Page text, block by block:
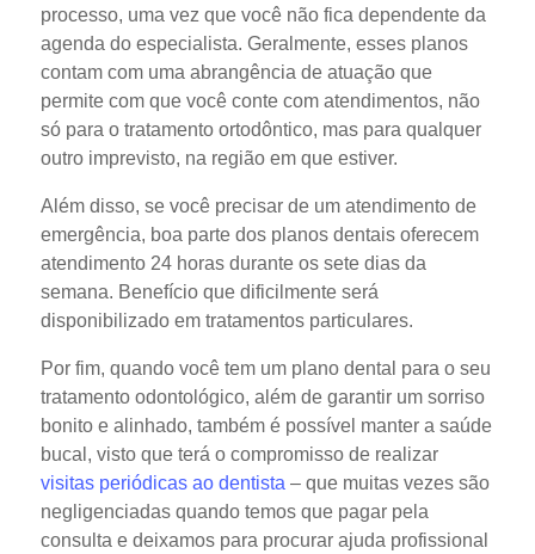
processo, uma vez que você não fica dependente da
agenda do especialista. Geralmente, esses planos
contam com uma abrangência de atuação que
permite com que você conte com atendimentos, não
só para o tratamento ortodôntico, mas para qualquer
outro imprevisto, na região em que estiver.
Além disso, se você precisar de um atendimento de
emergência, boa parte dos planos dentais oferecem
atendimento 24 horas durante os sete dias da
semana. Benefício que dificilmente será
disponibilizado em tratamentos particulares.
Por fim, quando você tem um plano dental para o seu
tratamento odontológico, além de garantir um sorriso
bonito e alinhado, também é possível manter a saúde
bucal, visto que terá o compromisso de realizar
visitas periódicas ao dentista – que muitas vezes são
negligenciadas quando temos que pagar pela
consulta e deixamos para procurar ajuda profissional